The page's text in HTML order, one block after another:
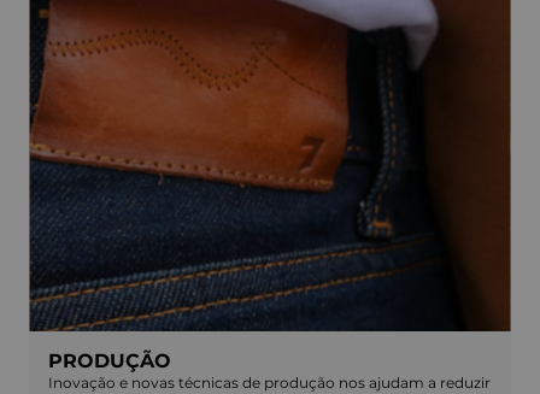
PRODUÇÃO
Inovação e novas técnicas de produção nos ajudam a reduzir